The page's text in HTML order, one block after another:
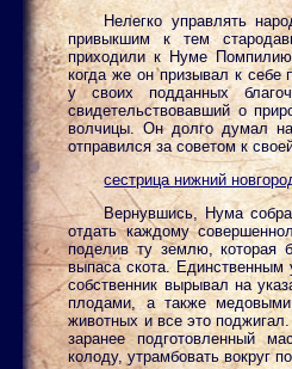
Нелегко управлять
привыкшим к тем
приходили к Нуме
когда же он призывал к себе
у своих подданных
свидетельствовавший о
волчицы. Он долго думал
отправился за советом к
сестрица нижний
Вернувшись, Нума
отдать каждому
поделив ту землю, которая
выпаса скота. Единственным
собственник вырывал на
плодами, а также
животных и все это
заранее подготовленный
колоду, утрамбовать вокруг